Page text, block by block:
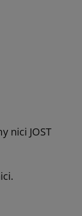
nici JOST